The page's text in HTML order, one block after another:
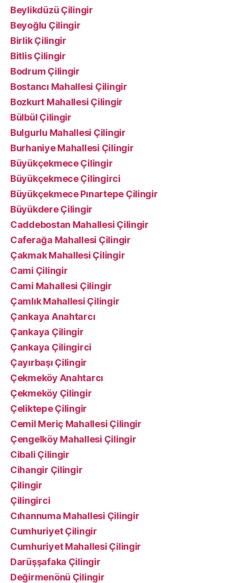
Beylikdüzü Çilingir
Beyoğlu Çilingir
Birlik Çilingir
Bitlis Çilingir
Bodrum Çilingir
Bostancı Mahallesi Çilingir
Bozkurt Mahallesi Çilingir
Bülbül Çilingir
Bulgurlu Mahallesi Çilingir
Burhaniye Mahallesi Çilingir
Büyükçekmece Çilingir
Büyükçekmece Çilingirci
Büyükçekmece Pınartepe Çilingir
Büyükdere Çilingir
Caddebostan Mahallesi Çilingir
Caferağa Mahallesi Çilingir
Çakmak Mahallesi Çilingir
Cami Çilingir
Cami Mahallesi Çilingir
Çamlık Mahallesi Çilingir
Çankaya Anahtarcı
Çankaya Çilingir
Çankaya Çilingirci
Çayırbaşı Çilingir
Çekmeköy Anahtarcı
Çekmeköy Çilingir
Çeliktepe Çilingir
Cemil Meriç Mahallesi Çilingir
Çengelköy Mahallesi Çilingir
Cibali Çilingir
Cihangir Çilingir
Çilingir
Çilingirci
Cıhannuma Mahallesi Çilingir
Cumhuriyet Çilingir
Cumhuriyet Mahallesi Çilingir
Darüşşafaka Çilingir
Değirmenönü Çilingir